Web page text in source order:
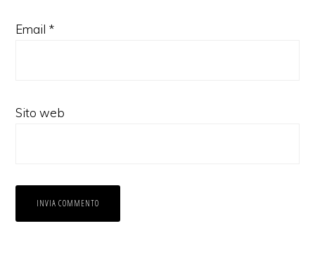
Email *
Sito web